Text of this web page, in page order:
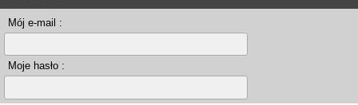
Mój e-mail :
Moje hasło :